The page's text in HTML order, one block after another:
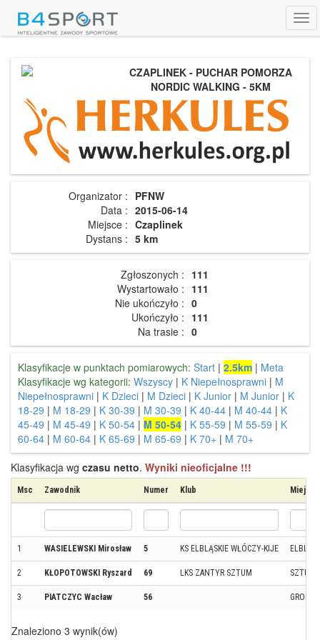
CZAPLINEK - PUCHAR POMORZA
NORDIC WALKING - 5KM
Organizator : PFNW
Data : 2015-06-14
Miejsce : Czaplinek
Dystans : 5 km
Zgłoszonych : 111
Wystartowało : 111
Nie ukończyło : 0
Ukończyło : 111
Na trasie : 0
Klasyfikacje w punktach pomiarowych: Start | 2.5km | Meta
Klasyfikacje wg kategorii: Wszyscy | K Niepełnosprawni | M
Niepełnosprawni | K Dzieci | M Dzieci | K Junior | M Junior | K
18-29 | M 18-29 | K 30-39 | M 30-39 | K 40-44 | M 40-44 | K
45-49 | M 45-49 | K 50-54 | M 50-54 | K 55-59 | M 55-59 | K
60-64 | M 60-64 | K 65-69 | M 65-69 | K 70+ | M 70+
Klasyfikacja wg czasu netto. Wyniki nieoficjalne !!!
Msc Zawodnik Numer Klub
1 WASIELEWSKI Mirosław 5 KS ELBLĄSKIE WŁÓCZY-KIJE ELBLĄG
2 KŁOPOTOWSKI Ryszard 69 LKS ZANTYR SZTUM SZTUM
3 PIATCZYC Wacław 56
Znaleziono 3 wynik(ów)